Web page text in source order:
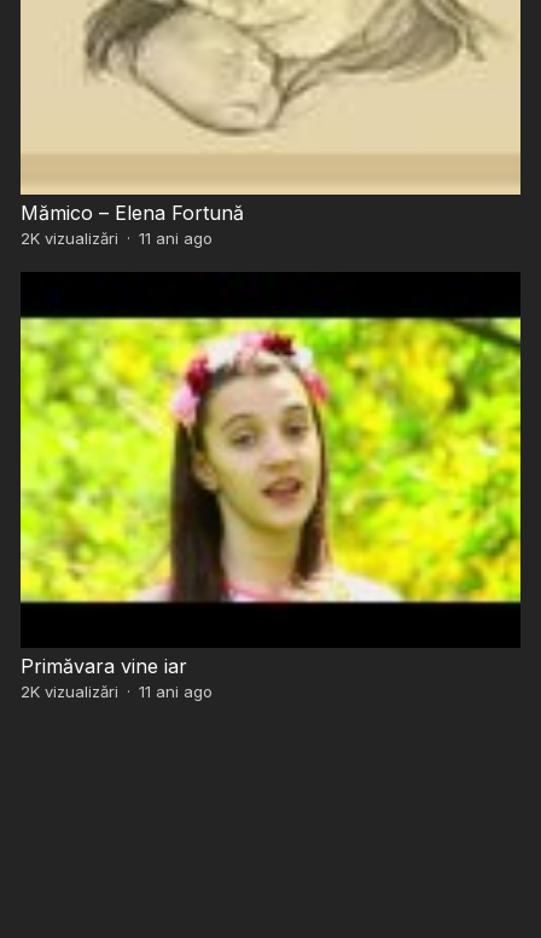
Mămico – Elena Fortună
2Kvizualizări · 11 ani ago
Primăvara vine iar
2Kvizualizări · 11 ani ago